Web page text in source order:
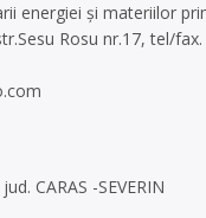
energiei și materiilor
Rosu nr.17, tel/
CARAS -SEVERIN